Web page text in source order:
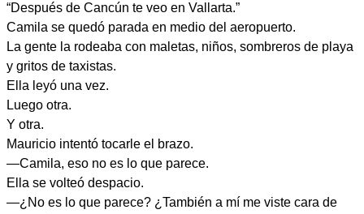
“Después de Cancún te veo en Vallarta.”
Camila se quedó parada en medio del aeropuerto.
La gente la rodeaba con maletas, niños, sombreros de playa
y gritos de taxistas.
Ella leyó una vez.
Luego otra.
Y otra.
Mauricio intentó tocarle el brazo.
—Camila, eso no es lo que parece.
Ella se volteó despacio.
—¿No es lo que parece? ¿También a mí me viste cara de